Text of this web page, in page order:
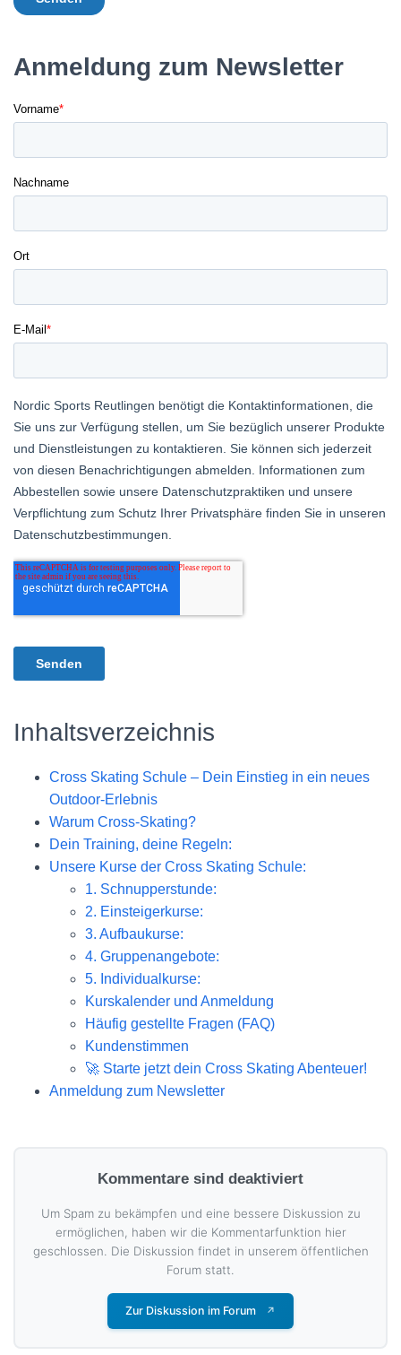
Anmeldung zum Newsletter
Inhaltsverzeichnis
Cross Skating Schule – Dein Einstieg in ein neues
Outdoor-Erlebnis
Warum Cross-Skating?
Dein Training, deine Regeln:
Unsere Kurse der Cross Skating Schule:
1. Schnupperstunde:
2. Einsteigerkurse:
3. Aufbaukurse:
4. Gruppenangebote:
5. Individualkurse:
Kurskalender und Anmeldung
Häufig gestellte Fragen (FAQ)
Kundenstimmen
🚀 Starte jetzt dein Cross Skating Abenteuer!
Anmeldung zum Newsletter
Kommentare sind deaktiviert
Um Spam zu bekämpfen und eine bessere Diskussion zu
ermöglichen, haben wir die Kommentarfunktion hier
geschlossen. Die Diskussion findet in unserem öffentlichen
Forum statt.
Zur Diskussion im Forum ↗